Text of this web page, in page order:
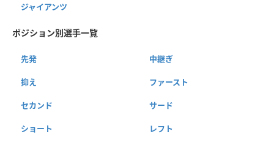
ジャイアンツ
ポジション別選手一覧
先発 中継ぎ
抑え ファースト
セカンド サード
ショート レフト